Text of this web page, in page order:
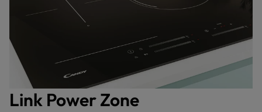
Link Power Zone